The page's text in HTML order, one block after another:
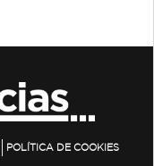
POLÍTICA DE COOKIES